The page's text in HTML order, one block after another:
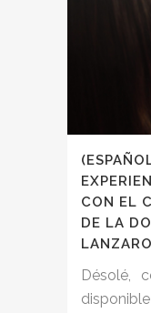
CON EL
DE LA
Désolé,
disponible